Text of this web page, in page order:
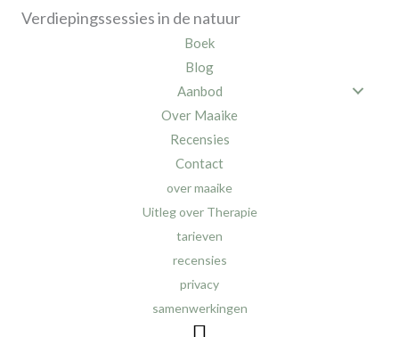
Verdiepingssessies in de natuur
Boek
Blog
Aanbod
Over Maaike
Recensies
Contact
over maaike
Uitleg over Therapie
tarieven
recensies
privacy
samenwerkingen